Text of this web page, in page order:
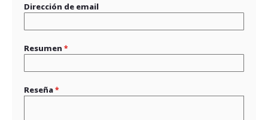
Dirección de email
Resumen
Reseña